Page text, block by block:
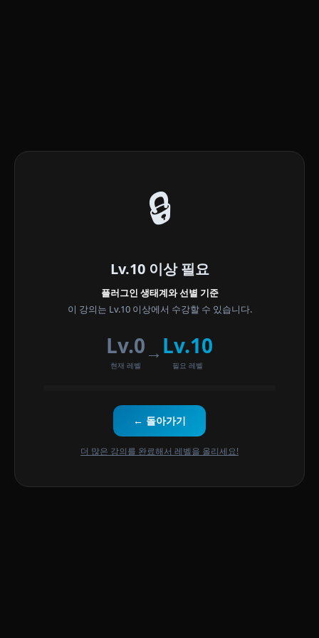
🔒
Lv.10 이상 필요
플러그인 생태계와 선별 기준
이 강의는 Lv.10 이상에서 수강할 수 있습니다.
Lv.0
현재 레벨
→ Lv.10
필요 레벨
← 돌아가기
더 많은 강의를 완료해서 레벨을 올리세요!